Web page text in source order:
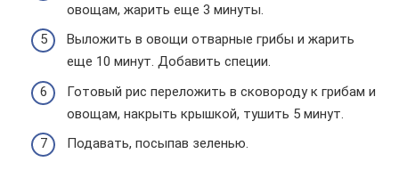
овощам, жарить еще 3 минуты.
Выложить в овощи отварные грибы и жарить
еще 10 минут. Добавить специи.
Готовый рис переложить в сковороду к грибам и
овощам, накрыть крышкой, тушить 5 минут.
Подавать, посыпав зеленью.